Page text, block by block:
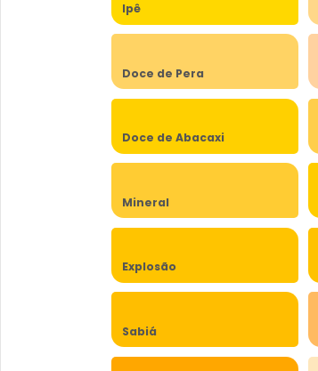
Ipê
Doce de Pera
Doce de Abacaxi
Mineral
Explosão
Sabiá